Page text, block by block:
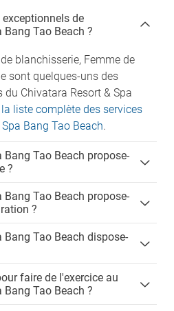
de
Bang Tao Beach ?
blanchisserie, Femme de
sont quelques-uns des
du Chivatara Resort & Spa
liste complète des services
Bang Tao Beach.
Bang Tao Beach propose-
?
Bang Tao Beach propose-
?
Bang Tao Beach dispose-
faire de l'exercice au
Bang Tao Beach ?